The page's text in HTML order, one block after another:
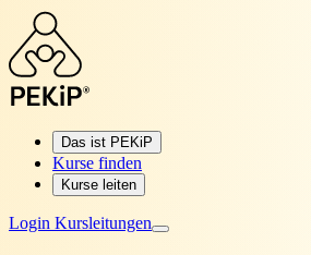
Das ist PEKiP
Kurse finden
Kurse leiten
Login Kursleitungen